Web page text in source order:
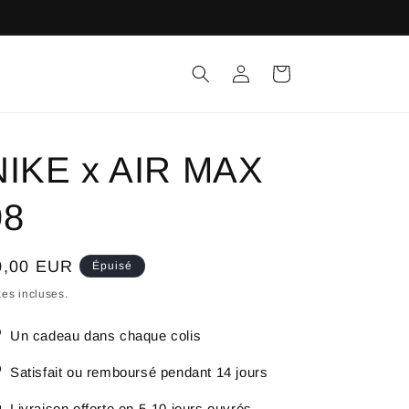
ConnexionPanier
x AIR MAX
EUR Épuisé
incluses.
Un cadeau dans chaque colis
Satisfait ou remboursé pendant 14 jours